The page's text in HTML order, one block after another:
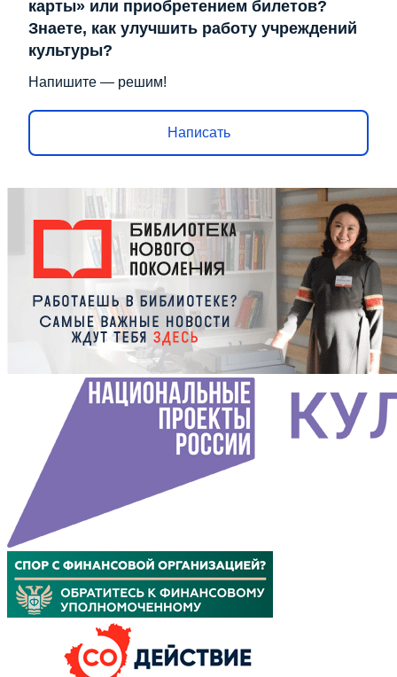
карты» или приобретением билетов?
Знаете, как улучшить работу учреждений
культуры?
Напишите — решим!
Написать